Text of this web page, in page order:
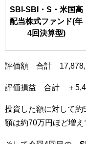
SBI-SBI・S・米国高
配当株式ファンド(年
4回決算型)
評価額 合計
評価損益 合計 ＋
投資した額に対して
額は約70万円ほど増え